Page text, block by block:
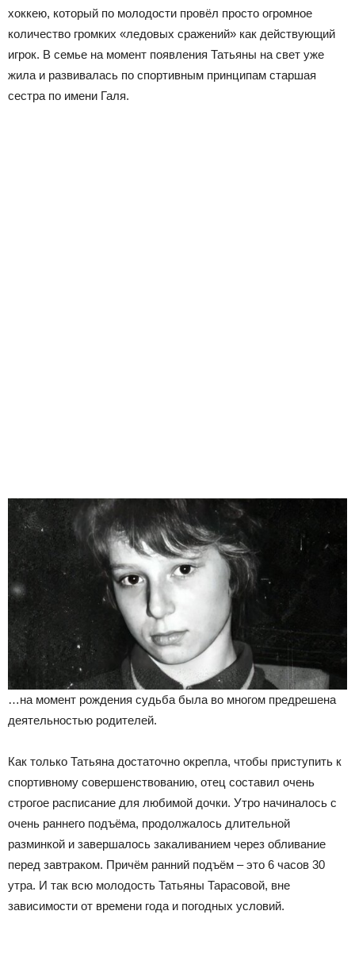
хоккею, который по молодости провёл просто огромное
количество громких «ледовых сражений» как действующий
игрок. В семье на момент появления Татьяны на свет уже
жила и развивалась по спортивным принципам старшая
сестра по имени Галя.
…на момент рождения судьба была во многом предрешена
деятельностью родителей.
Как только Татьяна достаточно окрепла, чтобы приступить к
спортивному совершенствованию, отец составил очень
строгое расписание для любимой дочки. Утро начиналось с
очень раннего подъёма, продолжалось длительной
разминкой и завершалось закаливанием через обливание
перед завтраком. Причём ранний подъём – это 6 часов 30
утра. И так всю молодость Татьяны Тарасовой, вне
зависимости от времени года и погодных условий.